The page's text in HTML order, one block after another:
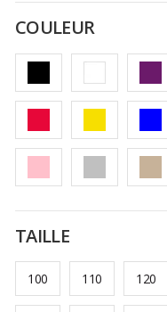
COULEUR
TAILLE
100 110 120